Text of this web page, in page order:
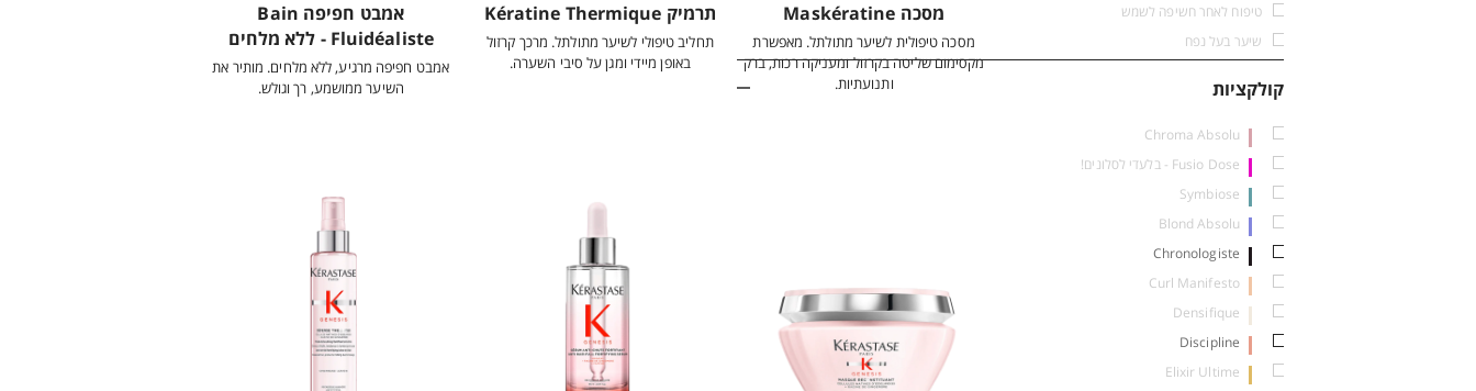
טיפוח לאחר חשיפה לשמש
שיער בעל נפח
קולקציות
Chroma Absolu
Fusio Dose - בלעדי לסלונים!
Symbiose
Blond Absolu
Chronologiste
Curl Manifesto
Densifique
Discipline
Elixir Ultime
מסכה Maskératine
מסכה טיפולית לשיער מתולתל. מאפשרת
מקסימום שליטה בקרזול ומעניקה רכות, ברק
ותנועתיות.
תרמיק Kératine Thermique
תחליב טיפולי לשיער מתולתל. מרכך קרזול
באופן מיידי ומגן על סיבי השערה.
אמבט חפיפה Bain
Fluidéaliste - ללא מלחים
אמבט חפיפה מרגיע, ללא מלחים. מותיר את
השיער ממושמע, רך וגולש.